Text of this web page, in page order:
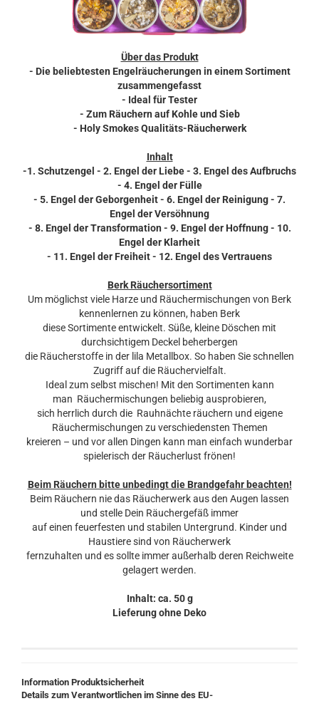
Über das Produkt
- Die beliebtesten Engelräucherungen in einem Sortiment
zusammengefasst
- Ideal für Tester
- Zum Räuchern auf Kohle und Sieb
- Holy Smokes Qualitäts-Räucherwerk
Inhalt
-1. Schutzengel - 2. Engel der Liebe - 3. Engel des Aufbruchs
- 4. Engel der Fülle
- 5. Engel der Geborgenheit - 6. Engel der Reinigung - 7.
Engel der Versöhnung
- 8. Engel der Transformation - 9. Engel der Hoffnung - 10.
Engel der Klarheit
- 11. Engel der Freiheit - 12. Engel des Vertrauens
Berk Räuchersortiment
Um möglichst viele Harze und Räuchermischungen von Berk
kennenlernen zu können, haben Berk
diese Sortimente entwickelt. Süße, kleine Döschen mit
durchsichtigem Deckel beherbergen
die Räucherstoffe in der lila Metallbox. So haben Sie schnellen
Zugriff auf die Räuchervielfalt.
Ideal zum selbst mischen! Mit den Sortimenten kann
man Räuchermischungen beliebig ausprobieren,
sich herrlich durch die Rauhnächte räuchern und eigene
Räuchermischungen zu verschiedensten Themen
kreieren – und vor allen Dingen kann man einfach wunderbar
spielerisch der Räucherlust frönen!
Beim Räuchern bitte unbedingt die Brandgefahr beachten!
Beim Räuchern nie das Räucherwerk aus den Augen lassen
und stelle Dein Räuchergefäß immer
auf einen feuerfesten und stabilen Untergrund. Kinder und
Haustiere sind von Räucherwerk
fernzuhalten und es sollte immer außerhalb deren Reichweite
gelagert werden.
Inhalt: ca. 50 g
Lieferung ohne Deko
Information Produktsicherheit
Details zum Verantwortlichen im Sinne des EU-